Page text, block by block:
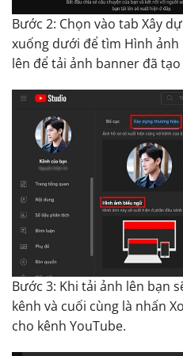
Bước 2: Chọn vào tab Xây
xuống dưới để tìm Hình ảnh
lên để tải ảnh banner đã
Bước 3: Khi tải ảnh lên bạn
kênh và cuối cùng là nhấn
cho kênh YouTube.